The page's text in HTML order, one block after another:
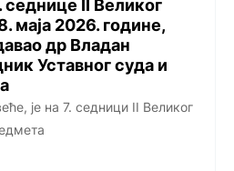
II Великог
маја 2026. године,
др Владан
Уставног суда и
је на 7. седници II Великог